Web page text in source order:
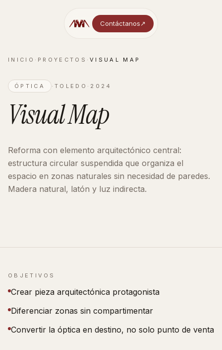
Contáctanos↗︎
INICIO · PROYECTOS ·VISUAL MAP
ÓPTICA ·TOLEDO · 2024
Visual Map
Reforma con elemento arquitectónico central:
estructura circular suspendida que organiza el
espacio en zonas naturales sin necesidad de paredes.
Madera natural, latón y luz indirecta.
OBJETIVOS
Crear pieza arquitectónica protagonista
Diferenciar zonas sin compartimentar
Convertir la óptica en destino, no solo punto de venta